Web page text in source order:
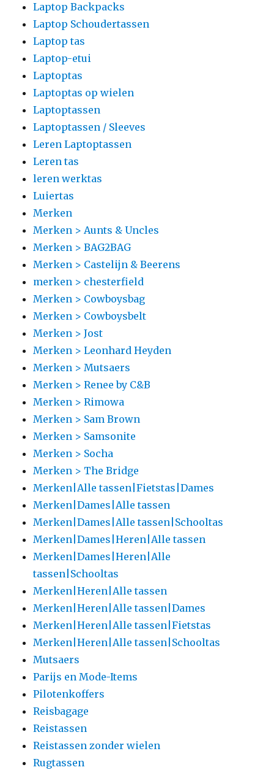
Laptop Backpacks
Laptop Schoudertassen
Laptop tas
Laptop-etui
Laptoptas
Laptoptas op wielen
Laptoptassen
Laptoptassen / Sleeves
Leren Laptoptassen
Leren tas
leren werktas
Luiertas
Merken
Merken > Aunts & Uncles
Merken > BAG2BAG
Merken > Castelijn & Beerens
merken > chesterfield
Merken > Cowboysbag
Merken > Cowboysbelt
Merken > Jost
Merken > Leonhard Heyden
Merken > Mutsaers
Merken > Renee by C&B
Merken > Rimowa
Merken > Sam Brown
Merken > Samsonite
Merken > Socha
Merken > The Bridge
Merken|Alle tassen|Fietstas|Dames
Merken|Dames|Alle tassen
Merken|Dames|Alle tassen|Schooltas
Merken|Dames|Heren|Alle tassen
Merken|Dames|Heren|Alle
tassen|Schooltas
Merken|Heren|Alle tassen
Merken|Heren|Alle tassen|Dames
Merken|Heren|Alle tassen|Fietstas
Merken|Heren|Alle tassen|Schooltas
Mutsaers
Parijs en Mode-Items
Pilotenkoffers
Reisbagage
Reistassen
Reistassen zonder wielen
Rugtassen